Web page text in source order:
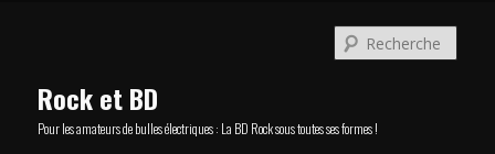
Rock et BD
Pour les amateurs de bulles électriques : La BD Rock sous toutes ses formes !